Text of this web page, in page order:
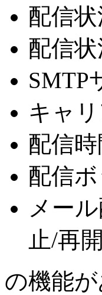
配信
配信
SMTP
キャ
配信
配信
メー
止/再
の機能が